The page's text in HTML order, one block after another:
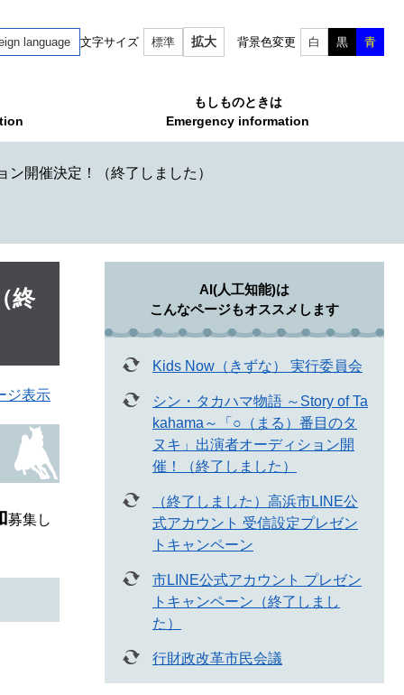
language 文字サイズ 標準 拡大 背景色変更 白 黒 青
もしものときは
Emergency information
開催決定！（終了しました）
終
ジ表示
募集し
AI(人工知能)は
こんなページもオススメします
Kids Now（きずな） 実行委員会
シン・タカハマ物語 ～Story of Ta
kahama～「○（まる）番目のタ
ヌキ」出演者オーディション開
催！（終了しました）
（終了しました）高浜市LINE公
式アカウント 受信設定プレゼン
トキャンペーン
市LINE公式アカウント プレゼン
トキャンペーン（終了しまし
た）
行財政改革市民会議